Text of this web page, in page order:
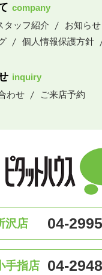
company
タッフ紹介 お知らせ
個人情報保護方針
inquiry
わせ
ご来店予約
沢店 04-
手指店 04-